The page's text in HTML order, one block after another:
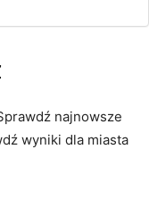
najnowsze
wyniki dla miasta